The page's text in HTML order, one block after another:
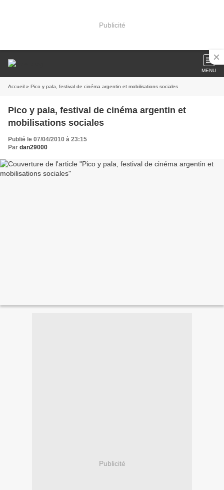
Publicité
MENU
Accueil » Pico y pala, festival de cinéma argentin et mobilisations sociales
Pico y pala, festival de cinéma argentin et
mobilisations sociales
Publié le 07/04/2010 à 23:15
Par dan29000
Publicité